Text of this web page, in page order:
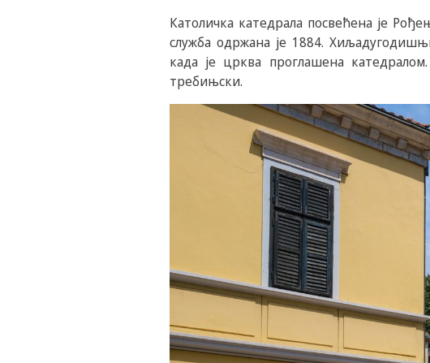
Католичка катедрала посвећена је
служба одржана је 1884.
када је црква проглашена
требињски.